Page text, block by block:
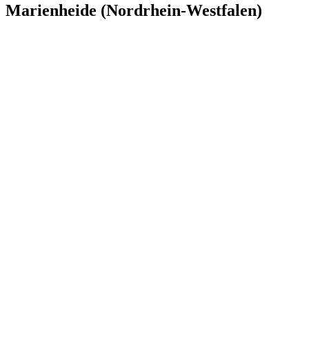
Marienheide (Nordrhein-Westfalen)